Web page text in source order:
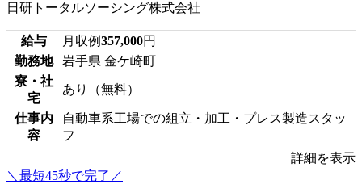
日研トータルソーシング株式会社
給与 月収例357,000円
勤務地
岩手県 金ケ崎町
寮・社
宅
あり（無料）
仕事内
容
自動車系工場での組立・加工・プレス製造スタッ
フ
詳細を表示
＼最短45秒で完了／